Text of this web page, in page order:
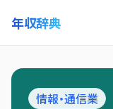
年収辞典
情報・通信業